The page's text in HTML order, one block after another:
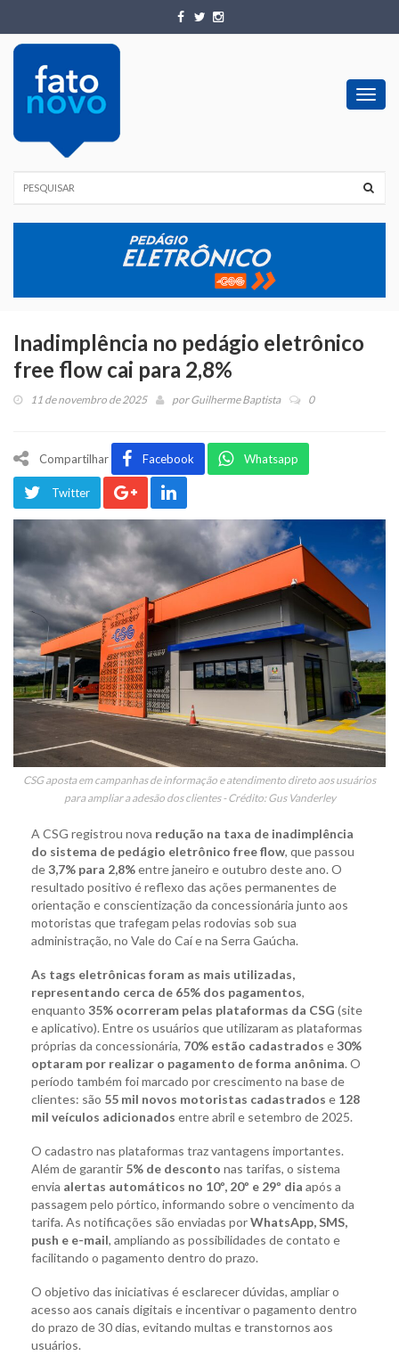
Inadimplência no pedágio eletrônico
free flow cai para 2,8%
11 de novembro de 2025 porGuilherme Baptista 0
Compartilhar Facebook Whatsapp
Twitter
CSG aposta em campanhas de informação e atendimento direto aos usuários
para ampliar a adesão dos clientes - Crédito: Gus Vanderley
A CSG registrou nova redução na taxa de inadimplência
do sistema de pedágio eletrônico free flow, que passou
de3,7% para 2,8%entre janeiro e outubro deste ano. O
resultado positivo é reflexo das ações permanentes de
orientação e conscientização da concessionária junto aos
motoristas que trafegam pelas rodovias sob sua
administração, no Vale do Caí e na Serra Gaúcha.
As tags eletrônicas foram as mais utilizadas,
representando cerca de 65% dos pagamentos,
enquanto 35% ocorreram pelas plataformas da CSG (site
e aplicativo). Entre os usuários que utilizaram as plataformas
próprias da concessionária, 70% estão cadastrados e30%
optaram por realizar o pagamento de forma anônima. O
período também foi marcado por crescimento na base de
clientes: são 55 mil novos motoristas cadastrados e 128
mil veículos adicionados entre abril e setembro de 2025.
O cadastro nas plataformas traz vantagens importantes.
Além de garantir 5% de desconto nas tarifas, o sistema
envia alertas automáticos no 10º, 20º e 29º dia após a
passagem pelo pórtico, informando sobre o vencimento da
tarifa. As notificações são enviadas porWhatsApp, SMS,
push e e-mail, ampliando as possibilidades de contato e
facilitando o pagamento dentro do prazo.
O objetivo das iniciativas é esclarecer dúvidas, ampliar o
acesso aos canais digitais e incentivar o pagamento dentro
do prazo de 30 dias, evitando multas e transtornos aos
usuários.